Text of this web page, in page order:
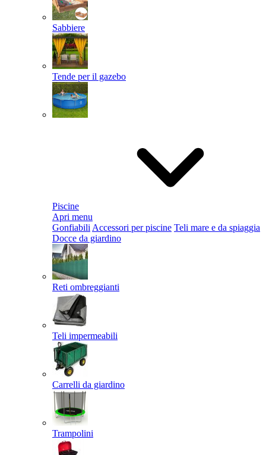
Sabbiere
Tende per il gazebo
Piscine
Apri menu
Gonfiabili Accessori per piscine Teli mare e da spiaggia
Docce da giardino
Reti ombreggianti
Teli impermeabili
Carrelli da giardino
Trampolini